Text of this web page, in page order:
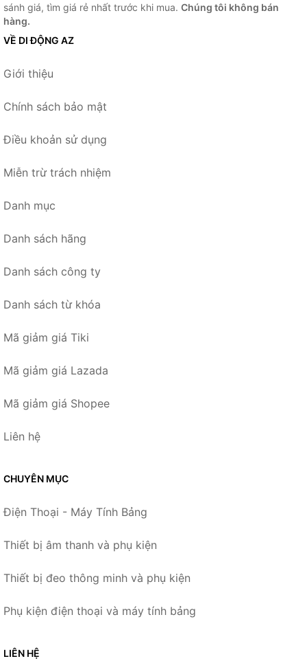
sánh giá, tìm giá rẻ nhất trước khi mua. Chúng tôi không bán
hàng.
VỀ DI ĐỘNG AZ
Giới thiệu
Chính sách bảo mật
Điều khoản sử dụng
Miễn trừ trách nhiệm
Danh mục
Danh sách hãng
Danh sách công ty
Danh sách từ khóa
Mã giảm giá Tiki
Mã giảm giá Lazada
Mã giảm giá Shopee
Liên hệ
CHUYÊN MỤC
Điện Thoại - Máy Tính Bảng
Thiết bị âm thanh và phụ kiện
Thiết bị đeo thông minh và phụ kiện
Phụ kiện điện thoại và máy tính bảng
LIÊN HỆ